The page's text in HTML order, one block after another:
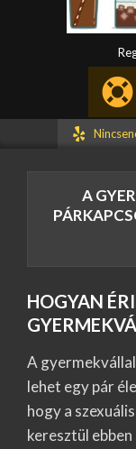
A
HOGYAN
A
lehet egy pár
hogy a
keresztül